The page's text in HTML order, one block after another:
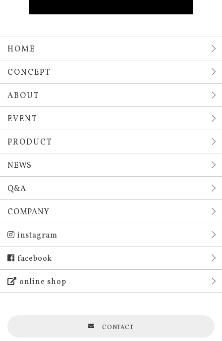
HOME
CONCEPT
ABOUT
EVENT
PRODUCT
NEWS
Q&A
COMPANY
instagram
facebook
online shop
CONTACT